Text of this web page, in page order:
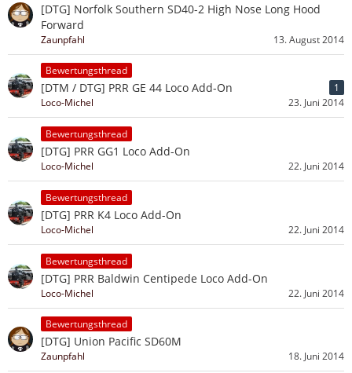
[DTG] Norfolk Southern SD40-2 High Nose Long Hood
Forward
Zaunpfahl 13. August 2014
Bewertungsthread
[DTM / DTG] PRR GE 44 Loco Add-On
1
Loco-Michel
23. Juni 2014
Bewertungsthread
[DTG] PRR GG1 Loco Add-On
Loco-Michel 22. Juni 2014
Bewertungsthread
[DTG] PRR K4 Loco Add-On
Loco-Michel 22. Juni 2014
Bewertungsthread
[DTG] PRR Baldwin Centipede Loco Add-On
Loco-Michel 22. Juni 2014
Bewertungsthread
[DTG] Union Pacific SD60M
Zaunpfahl 18. Juni 2014